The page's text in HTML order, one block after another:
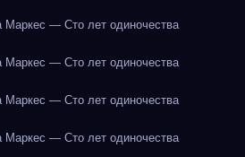
Маркес — Сто лет одиночества
Маркес — Сто лет одиночества
Маркес — Сто лет одиночества
Маркес — Сто лет одиночества